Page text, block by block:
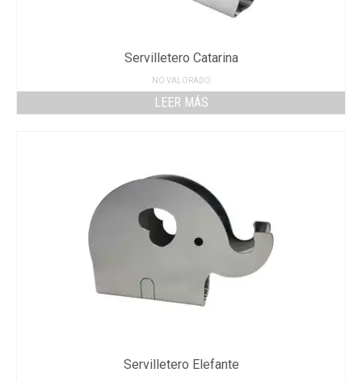
Servilletero Catarina
NO VALORADO
LEER MÁS
Servilletero Elefante